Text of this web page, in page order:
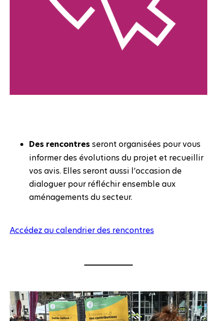
Des rencontres seront organisées pour vous
informer des évolutions du projet et recueillir
vos avis. Elles seront aussi l’occasion de
dialoguer pour réfléchir ensemble aux
aménagements du secteur.
Accédez au calendrier des rencontres